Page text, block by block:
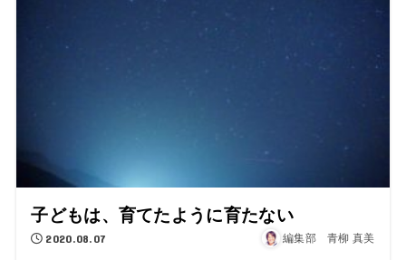
子どもは、育てたように育たない
2020.08.07 編集部 青柳 真美